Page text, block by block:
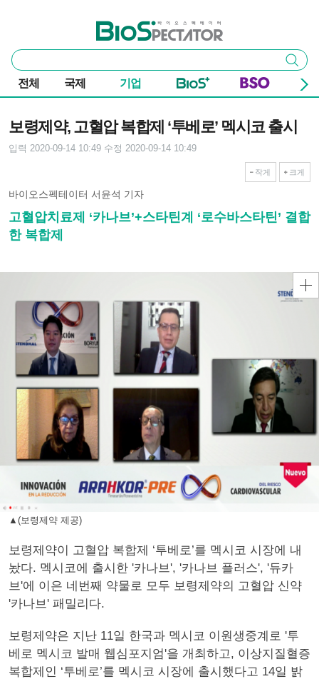
바이오스펙테이터
통
합
검
색
검색
전체 국제 기업
보령제약, 고혈압 복합제 ‘투베로’ 멕시코 출시
입력 2020-09-14 10:49 수정 2020-09-14 10:49
작게 크게
바이오스펙테이터 서윤석 기자
고혈압치료제 ‘카나브’+스타틴계 ‘로수바스타틴’ 결합
한 복합제
▲(보령제약 제공)
보령제약이 고혈압 복합제 ‘투베로’를 멕시코 시장에 내
놨다. 멕시코에 출시한 '카나브', '카나브 플러스', '듀카
브'에 이은 네번째 약물로 모두 보령제약의 고혈압 신약
'카나브' 패밀리다.
보령제약은 지난 11일 한국과 멕시코 이원생중계로 '투
베로 멕시코 발매 웹심포지엄'을 개최하고, 이상지질혈증
복합제인 ‘투베로’를 멕시코 시장에 출시했다고 14일 밝